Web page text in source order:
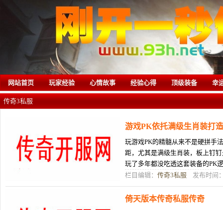
网站首页 玩家经验 心情故事 经验心得 顶级装备 幸
传奇3私服
游戏PK依托满级生肖装打
玩游戏PK的精髓从来不是硬拼手
距，尤其是满级生肖装，板上钉
玩了多年都没吃透这套装备的PK
身散装就上场，打起来全程被牵
栏目编辑： 传奇3私服 发布时间
倚天版本传奇私服传奇